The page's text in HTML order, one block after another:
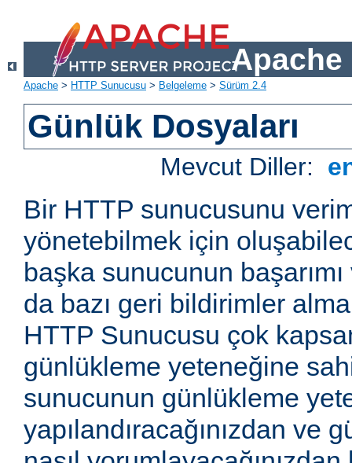
Apache
Apache > HTTP Sunucusu > Belgeleme > Sürüm 2.4
Günlük Dosyaları
Mevcut Diller:
Bir HTTP sunucusunu
yönetebilmek için
başka sunucunun
da bazı geri bildirimler
HTTP Sunucusu çok
günlükleme yeteneğine
sunucunun günlükleme
yapılandıracağınızdan ve